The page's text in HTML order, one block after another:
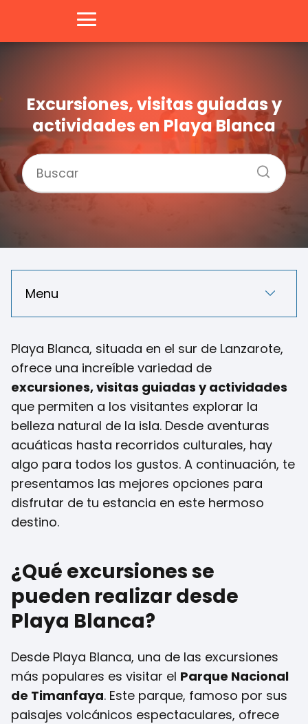
Excursiones, visitas guiadas y
actividades en Playa Blanca
Menu
Playa Blanca, situada en el sur de Lanzarote,
ofrece una increíble variedad de
excursiones, visitas guiadas y actividades
que permiten a los visitantes explorar la
belleza natural de la isla. Desde aventuras
acuáticas hasta recorridos culturales, hay
algo para todos los gustos. A continuación, te
presentamos las mejores opciones para
disfrutar de tu estancia en este hermoso
destino.
¿Qué excursiones se
pueden realizar desde
Playa Blanca?
Desde Playa Blanca, una de las excursiones
más populares es visitar el Parque Nacional
de Timanfaya. Este parque, famoso por sus
paisajes volcánicos espectaculares, ofrece